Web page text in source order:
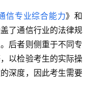
信专业综合能力》和
了通信行业的法律规
后者则侧重于不同专
以检验考生的实际操
深度，因此考生需要